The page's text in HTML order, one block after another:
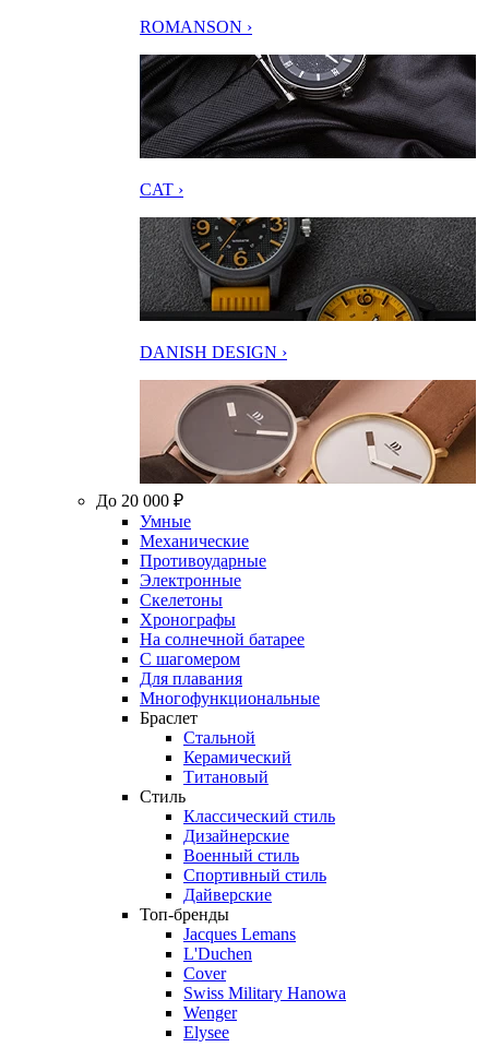
ROMANSON ›
CAT ›
DANISH DESIGN ›
До 20 000 ₽
Умные
Механические
Противоударные
Электронные
Скелетоны
Хронографы
На солнечной батарее
С шагомером
Для плавания
Многофункциональные
Браслет
Стальной
Керамический
Титановый
Стиль
Классический стиль
Дизайнерские
Военный стиль
Спортивный стиль
Дайверские
Топ-бренды
Jacques Lemans
L'Duchen
Cover
Swiss Military Hanowa
Wenger
Elysee